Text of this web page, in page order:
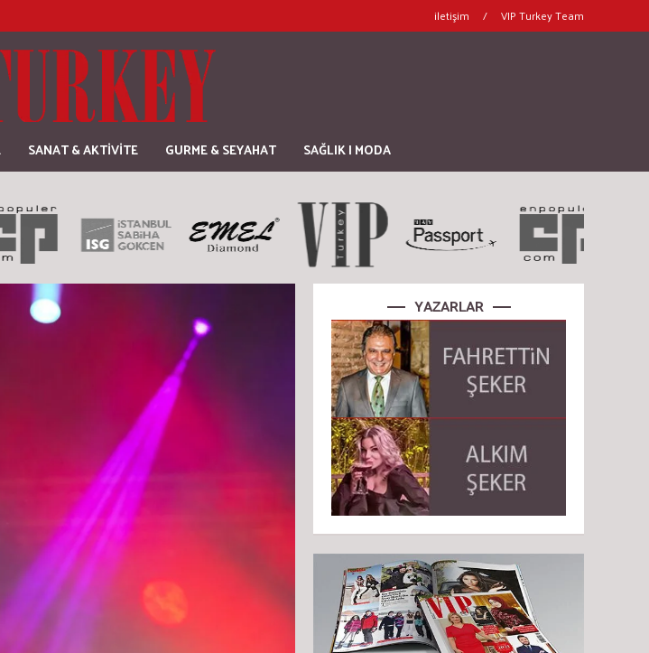
iletişim / VIP Turkey Team
SANAT & AKTİVİTE GURME & SEYAHAT SAĞLIK | MODA
YAZARLAR